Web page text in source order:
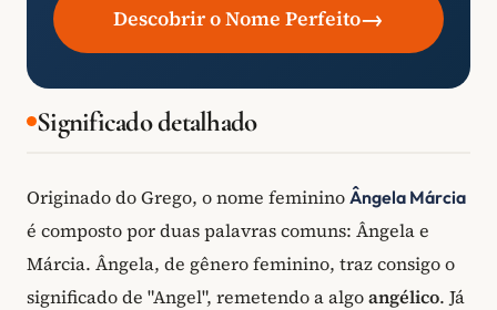
Descobrir o Nome Perfeito→
Significado detalhado
Originado do Grego, o nome feminino Ângela Márcia
é composto por duas palavras comuns: Ângela e
Márcia. Ângela, de gênero feminino, traz consigo o
significado de "Angel", remetendo a algoangélico. Já